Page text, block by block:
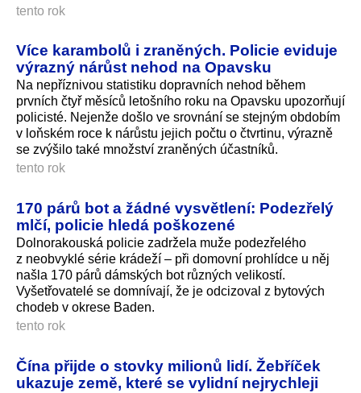
tento rok
Více karambolů i zraněných. Policie eviduje
výrazný nárůst nehod na Opavsku
Na nepříznivou statistiku dopravních nehod během
prvních čtyř měsíců letošního roku na Opavsku upozorňují
policisté. Nejenže došlo ve srovnání se stejným obdobím
v loňském roce k nárůstu jejich počtu o čtvrtinu, výrazně
se zvýšilo také množství zraněných účastníků.
tento rok
170 párů bot a žádné vysvětlení: Podezřelý
mlčí, policie hledá poškozené
Dolnorakouská policie zadržela muže podezřelého
z neobvyklé série krádeží – při domovní prohlídce u něj
našla 170 párů dámských bot různých velikostí.
Vyšetřovatelé se domnívají, že je odcizoval z bytových
chodeb v okrese Baden.
tento rok
Čína přijde o stovky milionů lidí. Žebříček
ukazuje země, které se vylidní nejrychleji